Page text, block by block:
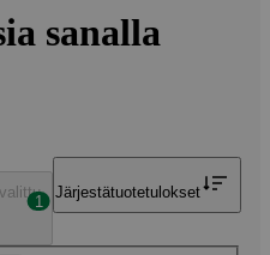
sanalla
1
Järjestätuotetulokset